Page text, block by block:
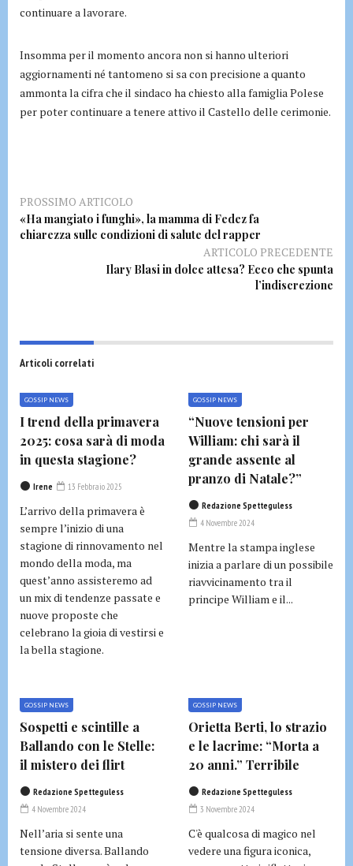
continuare a lavorare.
Insomma per il momento ancora non si hanno ulteriori
aggiornamenti né tantomeno si sa con precisione a quanto
ammonta la cifra che il sindaco ha chiesto alla famiglia Polese
per poter continuare a tenere attivo il Castello delle cerimonie.
PROSSIMO ARTICOLO
«Ha mangiato i funghi», la mamma di Fedez fa
chiarezza sulle condizioni di salute del rapper
ARTICOLO PRECEDENTE
Ilary Blasi in dolce attesa? Ecco che spunta
l’indiscrezione
Articoli correlati
GOSSIP NEWS
I trend della primavera
2025: cosa sarà di moda
in questa stagione?
Irene 13 Febbraio 2025
L’arrivo della primavera è
sempre l’inizio di una
stagione di rinnovamento nel
mondo della moda, ma
quest’anno assisteremo ad
un mix di tendenze passate e
nuove proposte che
celebrano la gioia di vestirsi e
la bella stagione.
GOSSIP NEWS
“Nuove tensioni per
William: chi sarà il
grande assente al
pranzo di Natale?”
Redazione Spetteguless
4 Novembre 2024
Mentre la stampa inglese
inizia a parlare di un possibile
riavvicinamento tra il
principe William e il...
GOSSIP NEWS
Sospetti e scintille a
Ballando con le Stelle:
il mistero dei flirt
Redazione Spetteguless
4 Novembre 2024
Nell’aria si sente una
tensione diversa. Ballando
GOSSIP NEWS
Orietta Berti, lo strazio
e le lacrime: “Morta a
20 anni.” Terribile
Redazione Spetteguless
3 Novembre 2024
C'è qualcosa di magico nel
vedere una figura iconica,